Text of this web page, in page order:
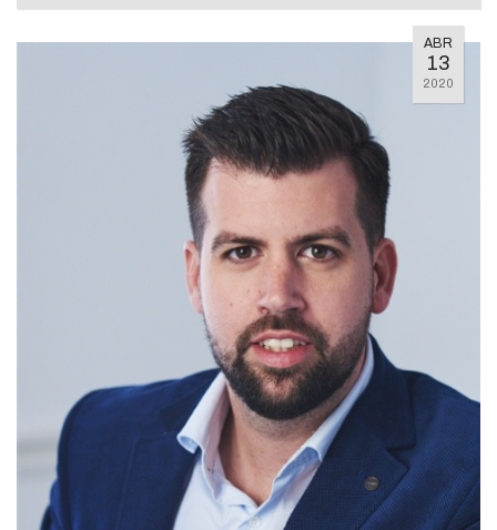
ABR
13
2020